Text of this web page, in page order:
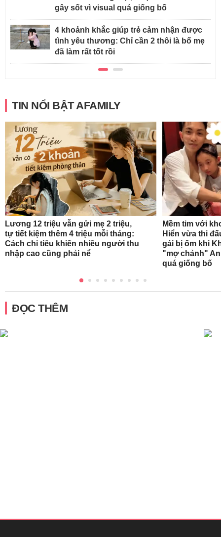
gây sốt vì visual quá giống bố
4 khoảnh khắc giúp trẻ cảm nhận được
tình yêu thương: Chỉ cần 2 thôi là bố mẹ
đã làm rất tốt rồi
TIN NỔI BẬT AFAMILY
Lương 12 triệu vẫn gửi mẹ 2 triệu,
tự tiết kiệm thêm 4 triệu mỗi tháng:
Cách chi tiêu khiến nhiều người thu
nhập cao cũng phải nể
Mềm tim với
Hiển vừa thi
gái bị ốm khi
"mợ chảnh"
quá giống bố
ĐỌC THÊM